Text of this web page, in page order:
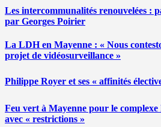
Les intercommunalités renouvelées :
par Georges Poirier
La LDH en Mayenne : « Nous
projet de vidéosurveillance »
Philippe Royer et ses « affinités
Feu vert à Mayenne pour le
avec « restrictions »